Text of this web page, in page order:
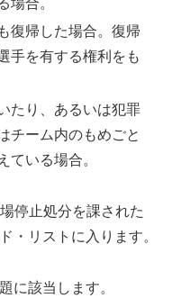
場合。
復帰した場合。復帰
手を有する権利をも
たり、あるいは犯罪
チーム内のもめごと
ている場合。
停止処分を課された
・リストに入ります。
に該当します。